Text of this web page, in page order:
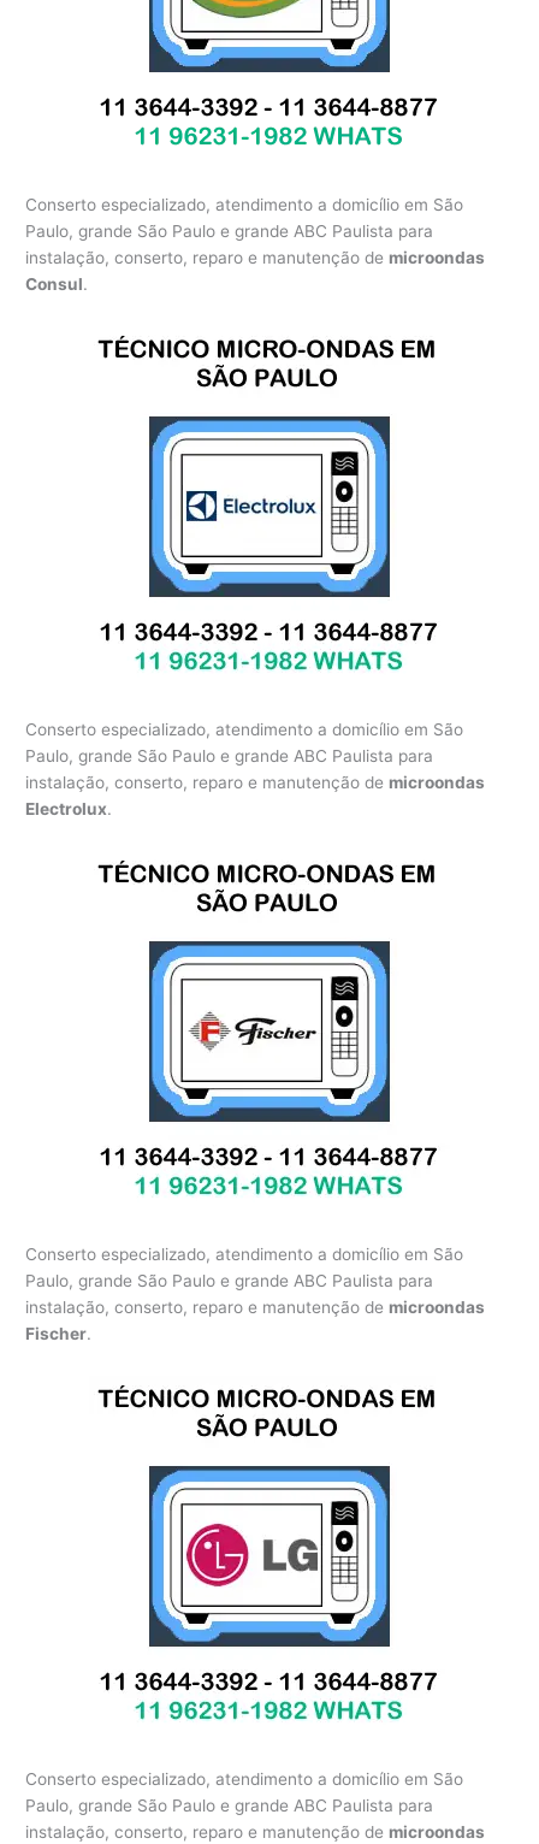
Conserto especializado, atendimento a domicílio em São
Paulo, grande São Paulo e grande ABC Paulista para
instalação, conserto, reparo e manutenção de microondas
Consul.
Conserto especializado, atendimento a domicílio em São
Paulo, grande São Paulo e grande ABC Paulista para
instalação, conserto, reparo e manutenção de microondas
Electrolux.
Conserto especializado, atendimento a domicílio em São
Paulo, grande São Paulo e grande ABC Paulista para
instalação, conserto, reparo e manutenção de microondas
Fischer.
Conserto especializado, atendimento a domicílio em São
Paulo, grande São Paulo e grande ABC Paulista para
instalação, conserto, reparo e manutenção de microondas